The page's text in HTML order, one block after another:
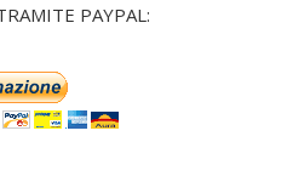
PAYPAL: